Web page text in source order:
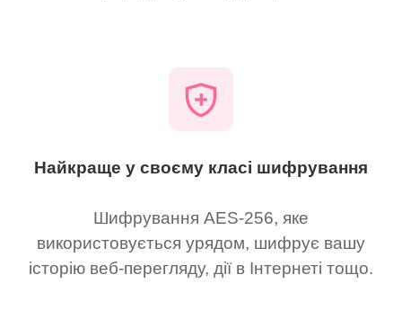
Найкраще у своєму класі шифрування
Шифрування AES-256, яке
використовується урядом, шифрує вашу
історію веб-перегляду, дії в Інтернеті тощо.